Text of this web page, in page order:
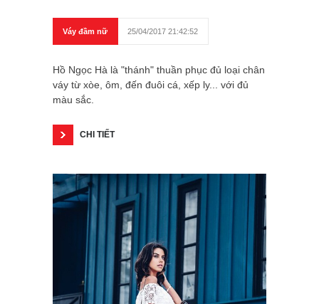
Váy đầm nữ 25/04/2017 21:42:52
Hồ Ngọc Hà là "thánh" thuần phục đủ loại chân
váy từ xòe, ôm, đến đuôi cá, xếp ly... với đủ
màu sắc.
CHI TIẾT